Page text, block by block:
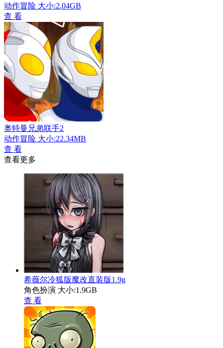
动作冒险 大小:2.04GB
查 看
奥特曼兄弟联手2
动作冒险 大小:22.34MB
查 看
查看更多
希薇尔冷狐版魔改直装版1.9g
角色扮演 大小:1.9GB
查 看